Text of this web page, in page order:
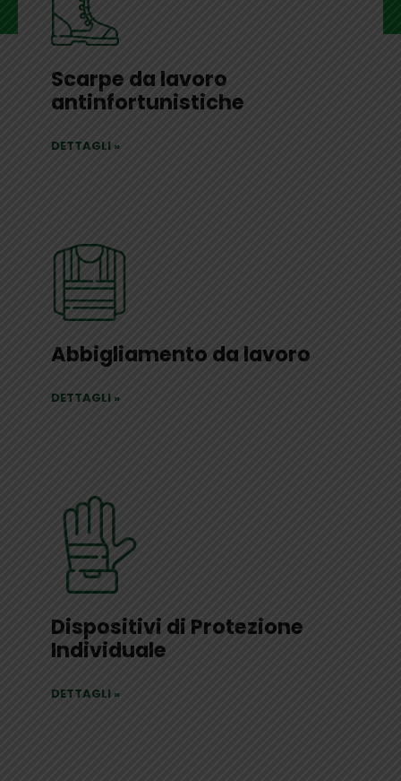
Scarpe da lavoro
antinfortunistiche
DETTAGLI »
Abbigliamento da lavoro
DETTAGLI »
Dispositivi di Protezione
Individuale
DETTAGLI »